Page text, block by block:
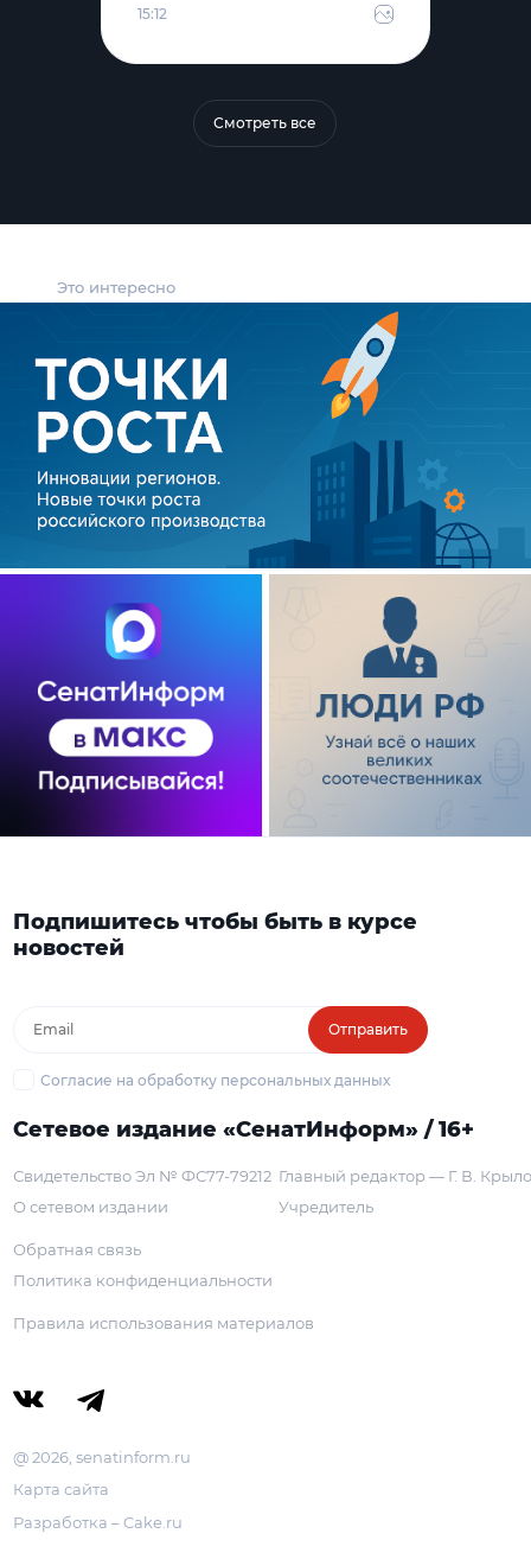
Это интересно
15:12
Смотреть все
Подпишитесь чтобы быть в курсе
новостей
Отправить
Согласие на обработку персональных данных
Сетевое издание «СенатИнформ» / 16+
Свидетельство Эл № ФС77-79212
О сетевом издании
Главный редактор — Г. В.
Учредитель
Обратная связь
Политика конфиденциальности
Правила использования материалов
@ 2026, senatinform.ru
Карта сайта
Разработка – Cake.ru